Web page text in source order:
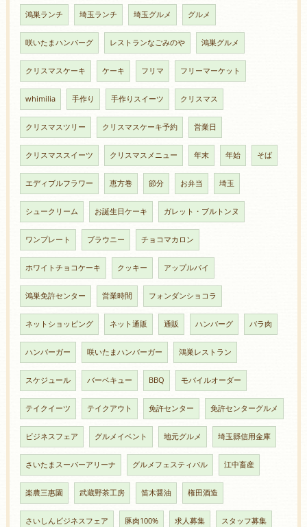
鴻巣ランチ 埼玉ランチ 埼玉グルメ グルメ
咲いたまハンバーグ レストランなごみのや 鴻巣グルメ
クリスマスケーキ ケーキ フリマ フリーマーケット
whimilia 手作り 手作りスイーツ クリスマス
クリスマスツリー クリスマスケーキ予約 営業日
クリスマススイーツ クリスマスメニュー 年末 年始 そば
エディブルフラワー 恵方巻 節分 お弁当 埼玉
シュークリーム お誕生日ケーキ ガレット・ブルトンヌ
ワンプレート ブラウニー チョコマカロン
ホワイトチョコケーキ クッキー アップルパイ
鴻巣免許センター 営業時間 フォンダンショコラ
ネットショッピング ネット通販 通販 ハンバーグ バラ肉
ハンバーガー 咲いたまハンバーガー 鴻巣レストラン
スケジュール バーベキュー BBQ モバイルオーダー
テイクイーツ テイクアウト 免許センター 免許センターグルメ
ビジネスフェア グルメイベント 地元グルメ 埼玉縣信用金庫
さいたまスーパーアリーナ グルメフェスティバル 江中畜産
楽農三惠園 武蔵野茶工房 笛木醤油 権田酒造
さいしんビジネスフェア 豚肉100% 求人募集 スタッフ募集